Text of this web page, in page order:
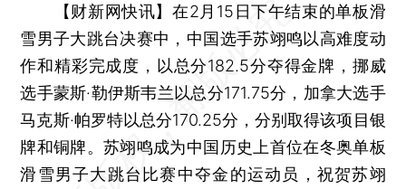
【财新网快讯】在2月15日下午结束的单板滑
雪男子大跳台决赛中，中国选手苏翊鸣以高难度动
作和精彩完成度，以总分182.5分夺得金牌，挪威
选手蒙斯·勒伊斯韦兰以总分171.75分，加拿大选手
马克斯·帕罗特以总分170.25分，分别取得该项目银
牌和铜牌。苏翊鸣成为中国历史上首位在冬奥单板
滑雪男子大跳台比赛中夺金的运动员，祝贺苏翊